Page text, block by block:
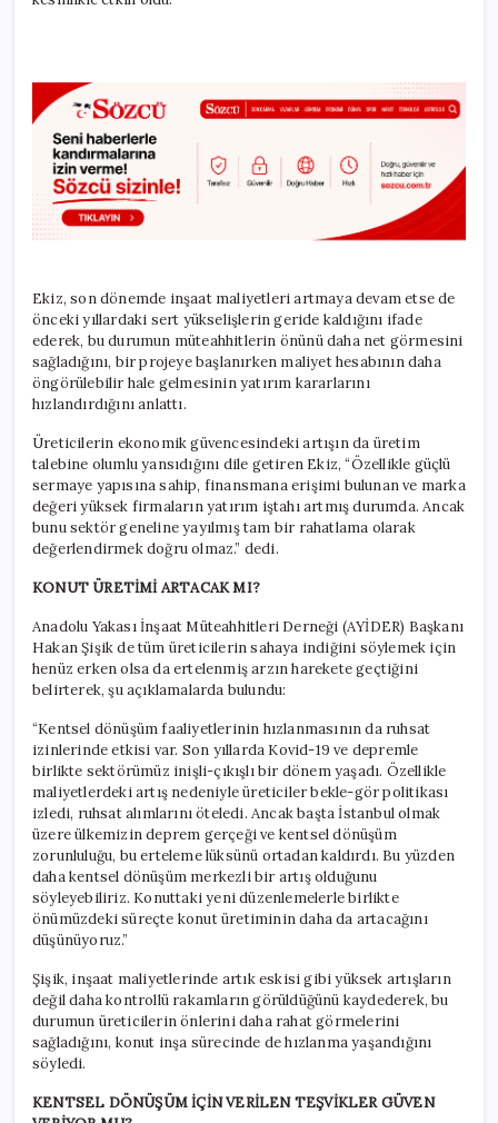
Ekiz, son dönemde inşaat maliyetleri artmaya devam etse de
önceki yıllardaki sert yükselişlerin geride kaldığını ifade
ederek, bu durumun müteahhitlerin önünü daha net görmesini
sağladığını, bir projeye başlanırken maliyet hesabının daha
öngörülebilir hale gelmesinin yatırım kararlarını
hızlandırdığını anlattı.
Üreticilerin ekonomik güvencesindeki artışın da üretim
talebine olumlu yansıdığını dile getiren Ekiz, “Özellikle güçlü
sermaye yapısına sahip, finansmana erişimi bulunan ve marka
değeri yüksek firmaların yatırım iştahı artmış durumda. Ancak
bunu sektör geneline yayılmış tam bir rahatlama olarak
değerlendirmek doğru olmaz.” dedi.
KONUT ÜRETİMİ ARTACAK MI?
Anadolu Yakası İnşaat Müteahhitleri Derneği (AYİDER) Başkanı
Hakan Şişik de tüm üreticilerin sahaya indiğini söylemek için
henüz erken olsa da ertelenmiş arzın harekete geçtiğini
belirterek, şu açıklamalarda bulundu:
“Kentsel dönüşüm faaliyetlerinin hızlanmasının da ruhsat
izinlerinde etkisi var. Son yıllarda Kovid-19 ve depremle
birlikte sektörümüz inişli-çıkışlı bir dönem yaşadı. Özellikle
maliyetlerdeki artış nedeniyle üreticiler bekle-gör politikası
izledi, ruhsat alımlarını öteledi. Ancak başta İstanbul olmak
üzere ülkemizin deprem gerçeği ve kentsel dönüşüm
zorunluluğu, bu erteleme lüksünü ortadan kaldırdı. Bu yüzden
daha kentsel dönüşüm merkezli bir artış olduğunu
söyleyebiliriz. Konuttaki yeni düzenlemelerle birlikte
önümüzdeki süreçte konut üretiminin daha da artacağını
düşünüyoruz.”
Şişik, inşaat maliyetlerinde artık eskisi gibi yüksek artışların
değil daha kontrollü rakamların görüldüğünü kaydederek, bu
durumun üreticilerin önlerini daha rahat görmelerini
sağladığını, konut inşa sürecinde de hızlanma yaşandığını
söyledi.
KENTSEL DÖNÜŞÜM İÇİN VERİLEN TEŞVİKLER GÜVEN